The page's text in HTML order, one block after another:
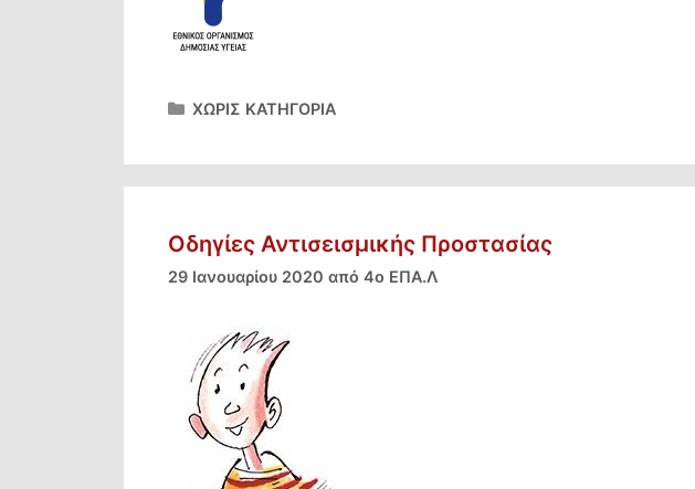
Κατηγορίες
ΧΩΡΙΣ ΚΑΤΗΓΟΡΙΑ
Οδηγίες Αντισεισμικής Προστασίας
29 Ιανουαρίου 2020 από 4ο ΕΠΑ.Λ